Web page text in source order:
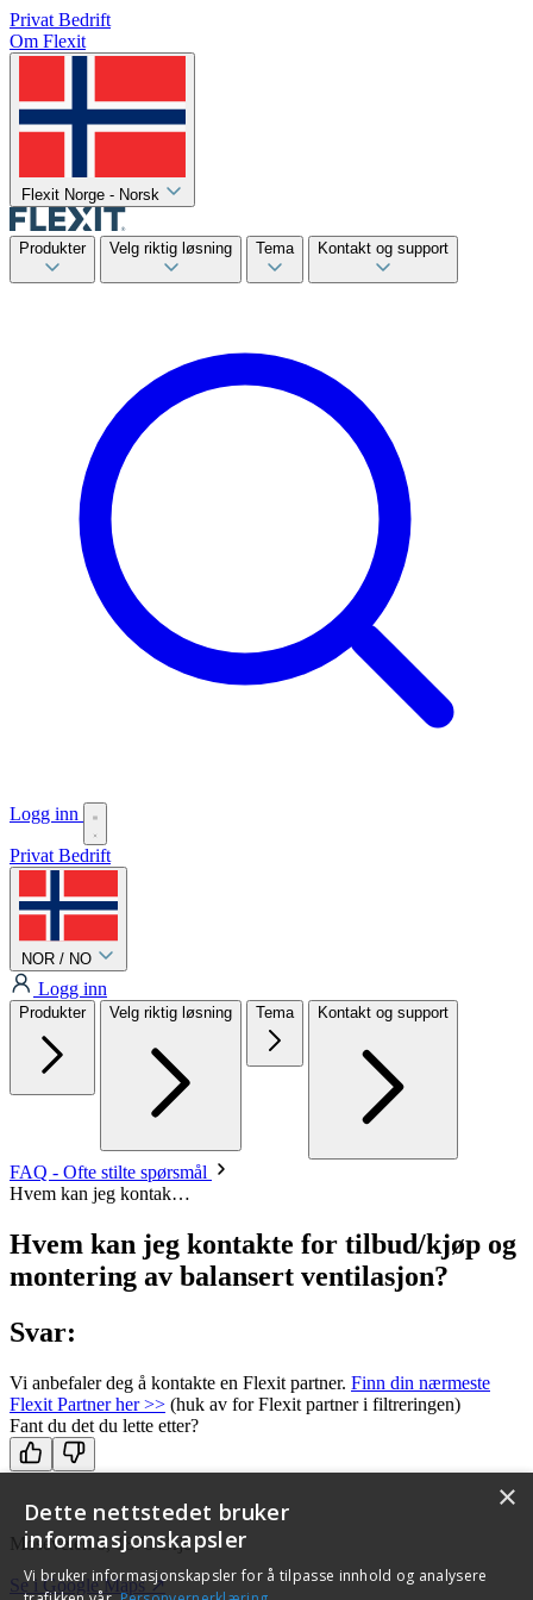
Privat Bedrift
Om Flexit
Flexit Norge - Norsk
Produkter Velg riktig løsning Tema Kontakt og support
Logg inn
Privat Bedrift
NOR / NO
Logg inn
Produkter Velg riktig løsning Tema Kontakt og support
FAQ - Ofte stilte spørsmål
Hvem kan jeg kontak…
Hvem kan jeg kontakte for tilbud/kjøp og
montering av balansert ventilasjon?
Svar:
Vi anbefaler deg å kontakte en Flexit partner. Finn din nærmeste
Flexit Partner her >> (huk av for Flexit partner i filtreringen)
Fant du det du lette etter?
Moseveien 8, 1870 Ørje
Se i Google Maps ↗
×
Dette nettstedet bruker
informasjonskapsler
Vi bruker informasjonskapsler for å tilpasse innhold og analysere